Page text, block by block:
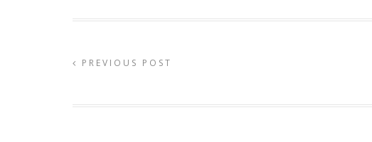
PREVIOUS POST